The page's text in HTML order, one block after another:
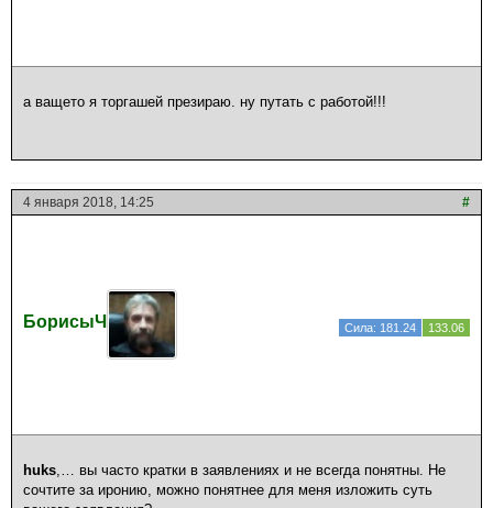
а ващето я торгашей презираю. ну путать с работой!!!
4 января 2018, 14:25 #
БорисыЧ Сила: 181.24 133.06
huks ,… вы часто кратки в заявлениях и не всегда понятны. Не
сочтите за иронию, можно понятнее для меня изложить суть